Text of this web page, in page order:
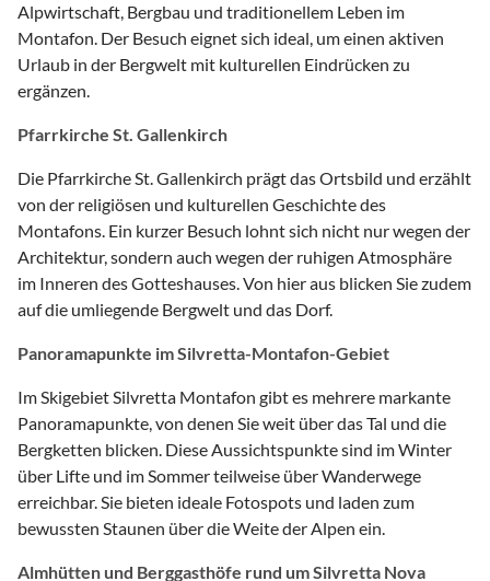
Alpwirtschaft, Bergbau und traditionellem Leben im
Montafon. Der Besuch eignet sich ideal, um einen aktiven
Urlaub in der Bergwelt mit kulturellen Eindrücken zu
ergänzen.
Pfarrkirche St. Gallenkirch
Die Pfarrkirche St. Gallenkirch prägt das Ortsbild und erzählt
von der religiösen und kulturellen Geschichte des
Montafons. Ein kurzer Besuch lohnt sich nicht nur wegen der
Architektur, sondern auch wegen der ruhigen Atmosphäre
im Inneren des Gotteshauses. Von hier aus blicken Sie zudem
auf die umliegende Bergwelt und das Dorf.
Panoramapunkte im Silvretta-Montafon-Gebiet
Im Skigebiet Silvretta Montafon gibt es mehrere markante
Panoramapunkte, von denen Sie weit über das Tal und die
Bergketten blicken. Diese Aussichtspunkte sind im Winter
über Lifte und im Sommer teilweise über Wanderwege
erreichbar. Sie bieten ideale Fotospots und laden zum
bewussten Staunen über die Weite der Alpen ein.
Almhütten und Berggasthöfe rund um Silvretta Nova